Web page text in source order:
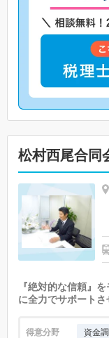
松村西尾合同
『絶対的な信頼』
に全力でサポートさ
得意分野 資金